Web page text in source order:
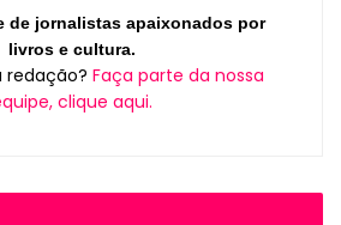
de jornalistas apaixonados por
livros e cultura.
redação? Faça parte da nossa
clique aqui.